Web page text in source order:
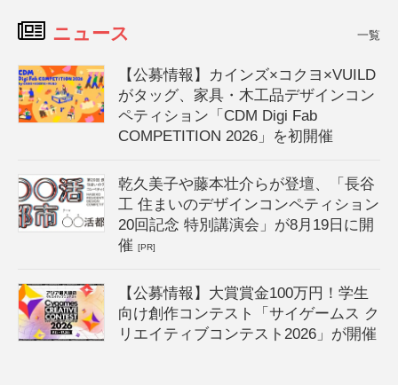
ニュース 一覧
【公募情報】カインズ×コクヨ×VUILD
がタッグ、家具・木工品デザインコン
ペティション「CDM Digi Fab
COMPETITION 2026」を初開催
乾久美子や藤本壮介らが登壇、「長谷
工 住まいのデザインコンペティション
20回記念 特別講演会」が8月19日に開
催[PR]
【公募情報】大賞賞金100万円！学生
向け創作コンテスト「サイゲームス ク
リエイティブコンテスト2026」が開催